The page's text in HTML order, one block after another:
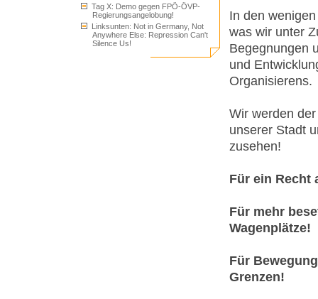
Tag X: Demo gegen FPÖ-ÖVP-
Regierungsangelobung!
Linksunten: Not in Germany, Not
Anywhere Else: Repression Can't
Silence Us!
In den
was wir unter
Begegnungen
und
Organisierens.
Wir werden
unserer Stadt
zusehen!
Für ein Recht
Für mehr
Wagenplätze!
Für
Grenzen!